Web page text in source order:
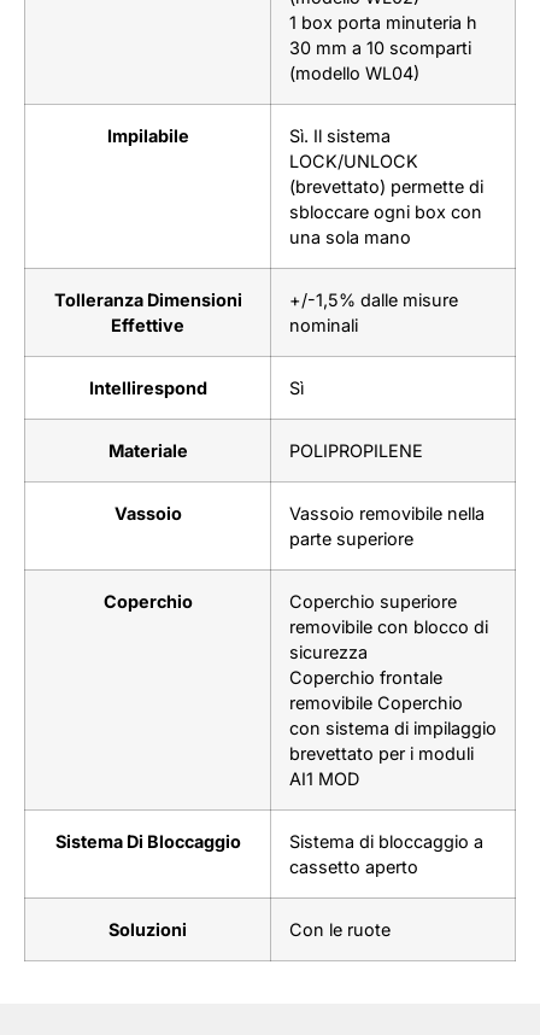
1 box porta minuteria h
30 mm a 10 scomparti
(modello WL04)
Impilabile
Sì. Il sistema
LOCK/UNLOCK
(brevettato) permette di
sbloccare ogni box con
una sola mano
Tolleranza Dimensioni
Effettive
+/-1,5% dalle misure
nominali
Intellirespond Sì
Materiale POLIPROPILENE
Vassoio
Vassoio removibile nella
parte superiore
Coperchio
Coperchio superiore
removibile con blocco di
sicurezza
Coperchio frontale
removibile Coperchio
con sistema di impilaggio
brevettato per i moduli
AI1 MOD
Sistema Di Bloccaggio
Sistema di bloccaggio a
cassetto aperto
Soluzioni Con le ruote